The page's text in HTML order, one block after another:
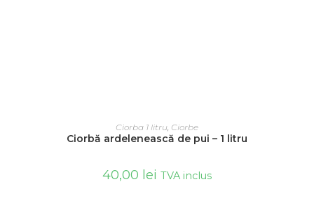
ADAUGĂ ÎN COȘ
Ciorba 1 litru Ciorbe
Ciorbă ardelenească de pui – 1 litru
40,00 lei TVA inclus